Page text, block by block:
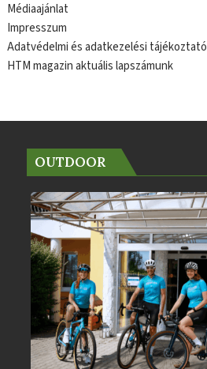
Médiaajánlat
Impresszum
Adatvédelmi és adatkezelési tájékoztató
HTM magazin aktuális lapszámunk
OUTDOOR